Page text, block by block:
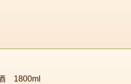
酒 1800ml